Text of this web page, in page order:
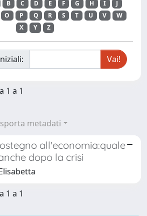
B C D E F G H I
J
O P Q R S T U V
W
X
Y Z
1 a 1
metadati
all'economia:quale
dopo la crisi
1 a 1